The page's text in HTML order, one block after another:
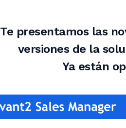
Te presentamos las
versiones de la
Ya están